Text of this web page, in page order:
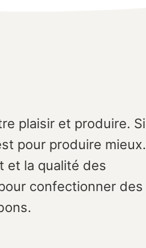
plaisir et produire. Si
pour produire mieux.
et la qualité des
confectionner des